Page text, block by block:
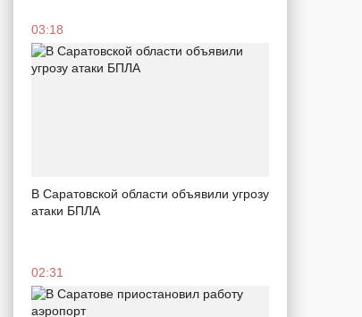
03:18
В Саратовской области объявили угрозу
атаки БПЛА
02:31